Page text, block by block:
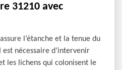
31210 avec
l’étanche et la tenue du
nécessaire d’intervenir
les lichens qui colonisent le